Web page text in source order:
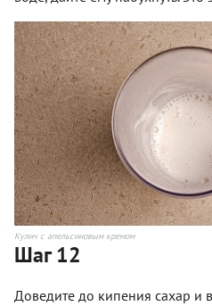
Кулич с апельсиновым кремом
Шаг 12
Доведите до кипения сахар и